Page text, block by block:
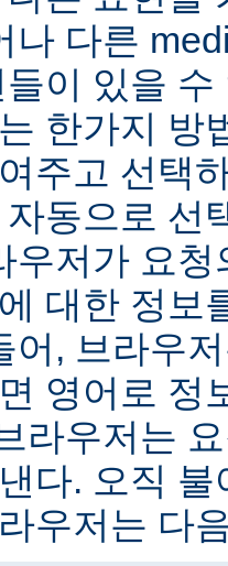
나 다른
이 있을
한가지 방
주고 선택
동으로 선
우저가 요
대한 정보
어, 브라우
영어로 정
라우저는
다. 오직
우저는 다